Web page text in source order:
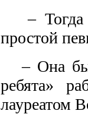
– Тогда
простой
– Она
ребята»
лауреатом